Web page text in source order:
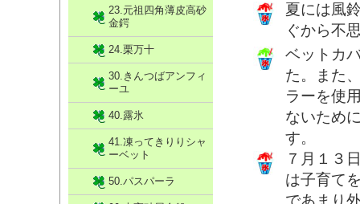
夏には風
ぐから不
ベットカ
た。また
ラーを使
ないため
す。
７月１３
は子育て
であまり
23.元祖四角薄皮高砂
金鍔
24.栗万十
30.きんつばアンフィ
ーユ
40.露氷
41.凍ってきりりシャ
ーベット
50.パスパーラ